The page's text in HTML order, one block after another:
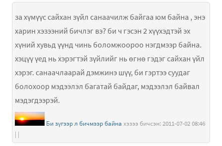
за хүмүүс сайхан зүйл санаачилж байгаа юм байна , энэ
харин хэзээний бичлэг вэ? би ч гэсэн 2 хүүхэдтэй эх
хүний хувьд үүнд чинь боломжоороо нэгдмээр байна.
хэцүү үед нь хэрэгтэй зүйлийг нь өгнө гэдэг сайхан үйл
хэрэг. санаачлаарай дэмжинэ шүү, би гэртээ суудаг
болохоор мэдээлэл багатай байдаг, мэдээлэл байвал
мэдэгдээрэй.
Би зүгээр л бичмээр байна
| |